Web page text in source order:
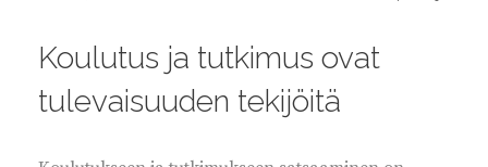
Koulutus ja tutkimus ovat
tulevaisuuden tekijöitä